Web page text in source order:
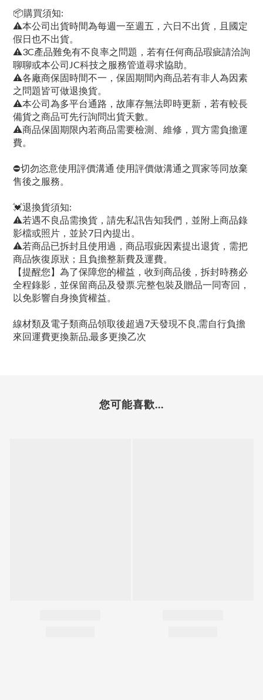
📦購買須知:
⚠本公司出貨時間為每週一至週五，六日不出貨，且國定
假日也不出貨。
⚠3C產品難免有不良率之問題，若有任何商品瑕疵請洽詢
聊聊或本公司JC科技之服務管道尋求協助。
⚠各廠商保固時間不一，保固期間內商品若有非人為因素
之問題皆可做退換貨。
⚠本公司為多平台通路，故庫存無法即時更新，若有較長
備貨之商品可先行詢問出貨天數。
⚠商品保固期限內若商品需要檢測、維修，買方需負擔運
費。
⛔切勿恣意使用評價溝通 使用評價做溝通之買家等同放棄
售後之服務。
💓退換貨須知:
⚠若遇不良品需換貨，請先私訊告知我們，並附上商品錄
影檔或照片，並於7日內提出。
⚠若商品已拆封且使用過，商品瑕疵因素提出退貨，需把
商品恢復原狀；且負擔整新費及運費。
【提醒您】為了保障您的權益，收到商品後，拆封時務必
全程錄影，並保留商品及發票.完整包裝及贈品一同寄回，
以免影響自身換貨權益。
線材類及電子類商品領取後超過7天發現不良,需自行負擔
來回運費更換新品,最多更換乙次
您可能喜歡...